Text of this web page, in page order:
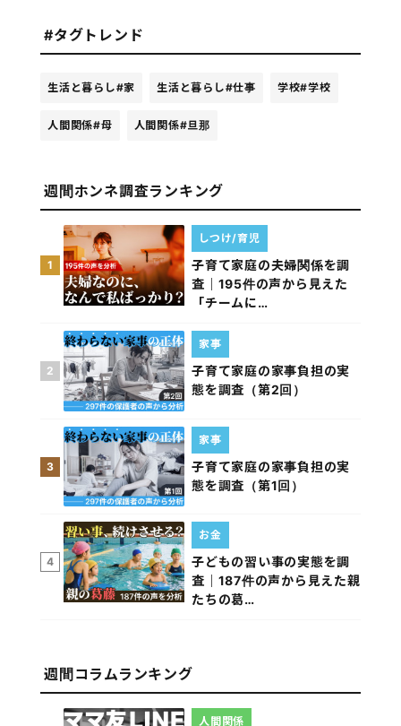
#タグトレンド
生活と暮らし#家 生活と暮らし#仕事 学校#学校
人間関係#母 人間関係#旦那
週間ホンネ調査ランキング
1
子育て家庭の夫婦関係を調
査｜195件の声から見えた
「チームに…
しつけ/育児
2
子育て家庭の家事負担の実
態を調査（第2回）
家事
3
子育て家庭の家事負担の実
態を調査（第1回）
家事
4
子どもの習い事の実態を調
査｜187件の声から見えた親
たちの葛…
お金
週間コラムランキング
人間関係